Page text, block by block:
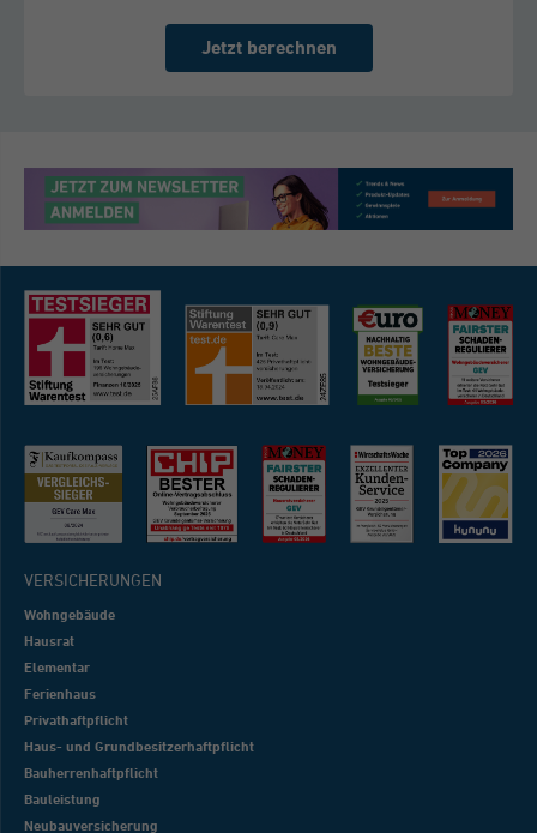
Jetzt berechnen
VERSICHERUNGEN
Wohngebäude
Hausrat
Elementar
Ferienhaus
Privathaftpflicht
Haus- und Grundbesitzerhaftpflicht
Bauherrenhaftpflicht
Bauleistung
Neubauversicherung